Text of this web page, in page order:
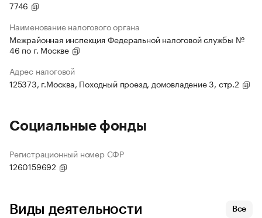
7746
Наименование налогового органа
Межрайонная инспекция Федеральной налоговой службы №
46 по г. Москве
Адрес налоговой
125373, г.Москва, Походный проезд, домовладение 3, стр.2
Социальные фонды
Регистрационный номер СФР
1260159692
Виды деятельности Все